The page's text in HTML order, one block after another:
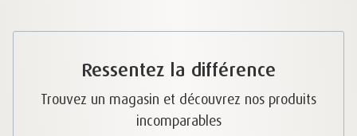
Ressentez la différence
Trouvez un magasin et découvrez nos produits
incomparables